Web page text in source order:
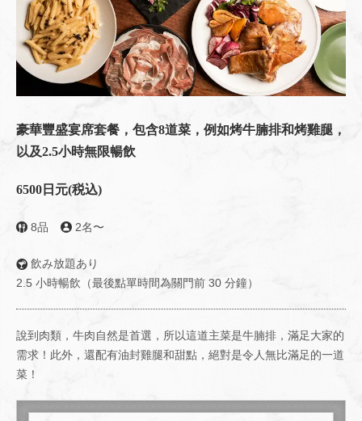
豪華豐盛宴席套餐，包含8道菜，例如烤牛腩排和烤雞腿，
以及2.5小時無限暢飲
6500日元(税込)
8品 2名〜
飲み放題あり
2.5 小時暢飲（最後點單時間為關門前 30 分鐘）
說到肉類，牛肉自然是首選，所以這道主菜是牛腩排，滿足大家的
需求！此外，還配有油封雞腿和甜點，絕對是令人無比滿足的一道
菜！